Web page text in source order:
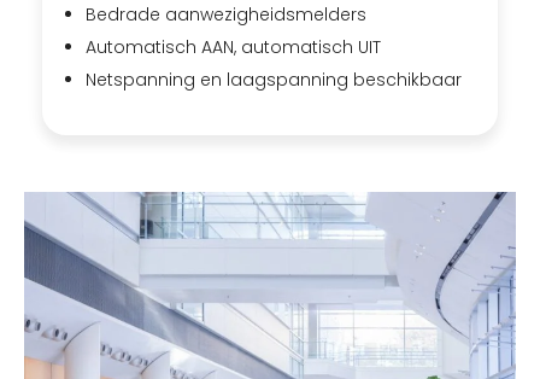
Bedrade aanwezigheidsmelders
Automatisch AAN, automatisch UIT
Netspanning en laagspanning beschikbaar